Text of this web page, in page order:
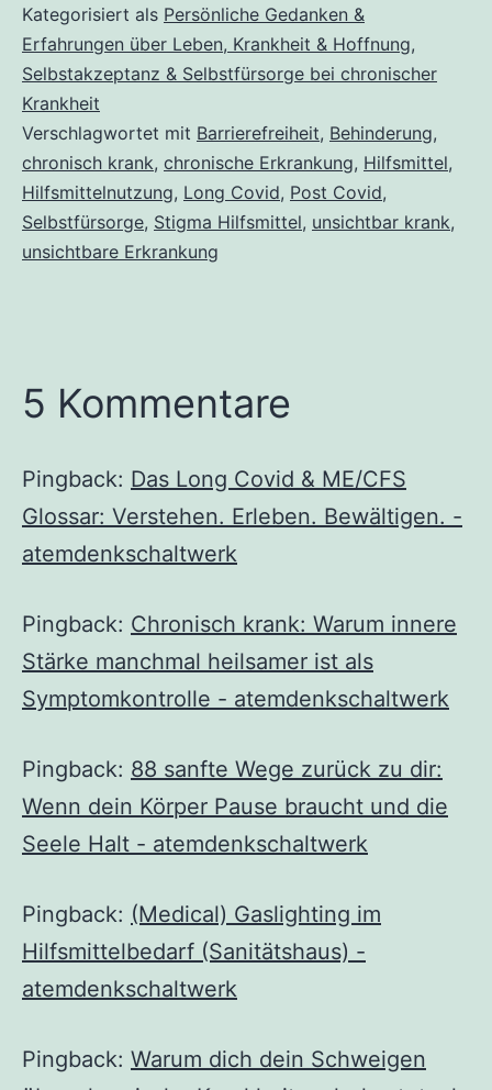
Kategorisiert als Persönliche Gedanken &
Erfahrungen über Leben, Krankheit & Hoffnung,
Selbstakzeptanz & Selbstfürsorge bei chronischer
Krankheit
Verschlagwortet mit Barrierefreiheit, Behinderung,
chronisch krank, chronische Erkrankung, Hilfsmittel,
Hilfsmittelnutzung, Long Covid, Post Covid,
Selbstfürsorge, Stigma Hilfsmittel, unsichtbar krank,
unsichtbare Erkrankung
5 Kommentare
Pingback: Das Long Covid & ME/CFS
Glossar: Verstehen. Erleben. Bewältigen. -
atemdenkschaltwerk
Pingback: Chronisch krank: Warum innere
Stärke manchmal heilsamer ist als
Symptomkontrolle - atemdenkschaltwerk
Pingback: 88 sanfte Wege zurück zu dir:
Wenn dein Körper Pause braucht und die
Seele Halt - atemdenkschaltwerk
Pingback: (Medical) Gaslighting im
Hilfsmittelbedarf (Sanitätshaus) -
atemdenkschaltwerk
Pingback: Warum dich dein Schweigen